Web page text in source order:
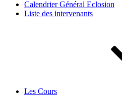
Calendrier Général Eclosion
Liste des intervenants
Les Cours